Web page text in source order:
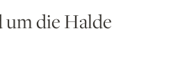
die Halde